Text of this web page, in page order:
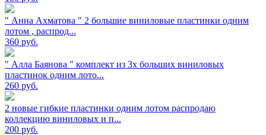
" Анна Ахматова " 2 большие виниловые пластинки одним
лотом , распрод...
360 руб.
" Алла Баянова " комплект из 3х больших виниловых
пластинок одним лото...
260 руб.
2 новые гибкие пластинки одним лотом распродаю
коллекцию виниловых и п...
200 руб.